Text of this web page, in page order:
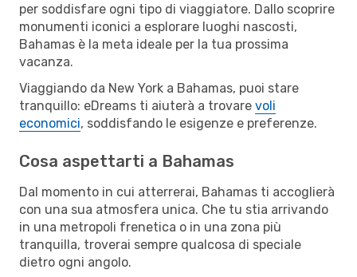
per soddisfare ogni tipo di viaggiatore. Dallo scoprire
monumenti iconici a esplorare luoghi nascosti,
Bahamas è la meta ideale per la tua prossima
vacanza.
Viaggiando da New York a Bahamas, puoi stare
tranquillo: eDreams ti aiuterà a trovare voli
economici, soddisfando le esigenze e preferenze.
Cosa aspettarti a Bahamas
Dal momento in cui atterrerai, Bahamas ti accoglierà
con una sua atmosfera unica. Che tu stia arrivando
in una metropoli frenetica o in una zona più
tranquilla, troverai sempre qualcosa di speciale
dietro ogni angolo.